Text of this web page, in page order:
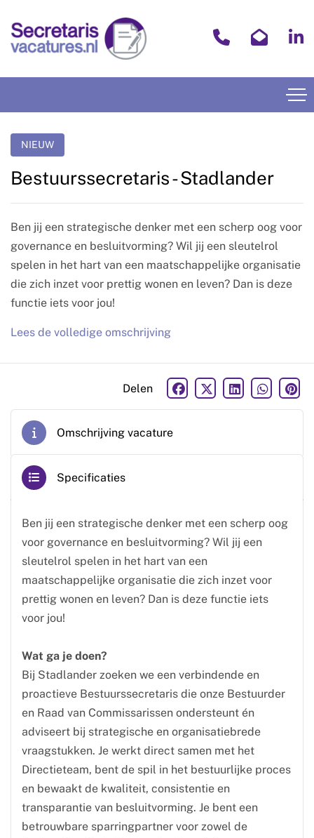
Bestuurssecretaris - Stadlander
NIEUW
Ben jij een strategische denker met een scherp oog voor
governance en besluitvorming? Wil jij een sleutelrol
spelen in het hart van een maatschappelijke organisatie
die zich inzet voor prettig wonen en leven? Dan is deze
functie iets voor jou!
Lees de volledige omschrijving
Delen
Omschrijving vacature
Specificaties
Ben jij een strategische denker met een scherp oog
voor governance en besluitvorming? Wil jij een
sleutelrol spelen in het hart van een
maatschappelijke organisatie die zich inzet voor
prettig wonen en leven? Dan is deze functie iets
voor jou!
Wat ga je doen?
Bij Stadlander zoeken we een verbindende en
proactieve Bestuurssecretaris die onze Bestuurder
en Raad van Commissarissen ondersteunt én
adviseert bij strategische en organisatiebrede
vraagstukken. Je werkt direct samen met het
Directieteam, bent de spil in het bestuurlijke proces
en bewaakt de kwaliteit, consistentie en
transparantie van besluitvorming. Je bent een
betrouwbare sparringpartner voor zowel de